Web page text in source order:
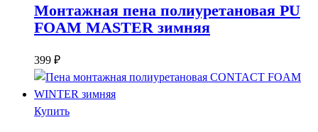
Монтажная пена полиуретановая PU
FOAM MASTER зимняя
399 ₽
Купить